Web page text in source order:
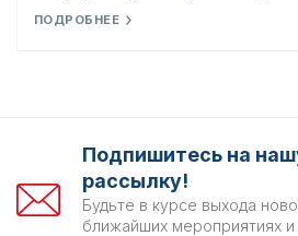
ПОДРОБНЕЕ
Подпишитесь на
рассылку!
Будьте в курсе выхода
ближайших мероприятиях и